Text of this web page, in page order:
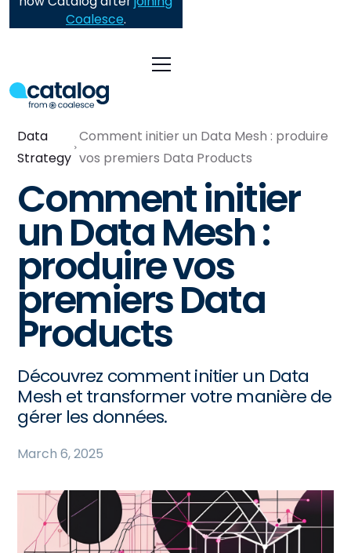
Coalesce.
Data
Strategy
Comment initier un Data Mesh : produire
vos premiers Data Products
Comment initier
un Data Mesh :
produire vos
premiers Data
Products
Découvrez comment initier un Data
Mesh et transformer votre manière de
gérer les données.
March 6, 2025